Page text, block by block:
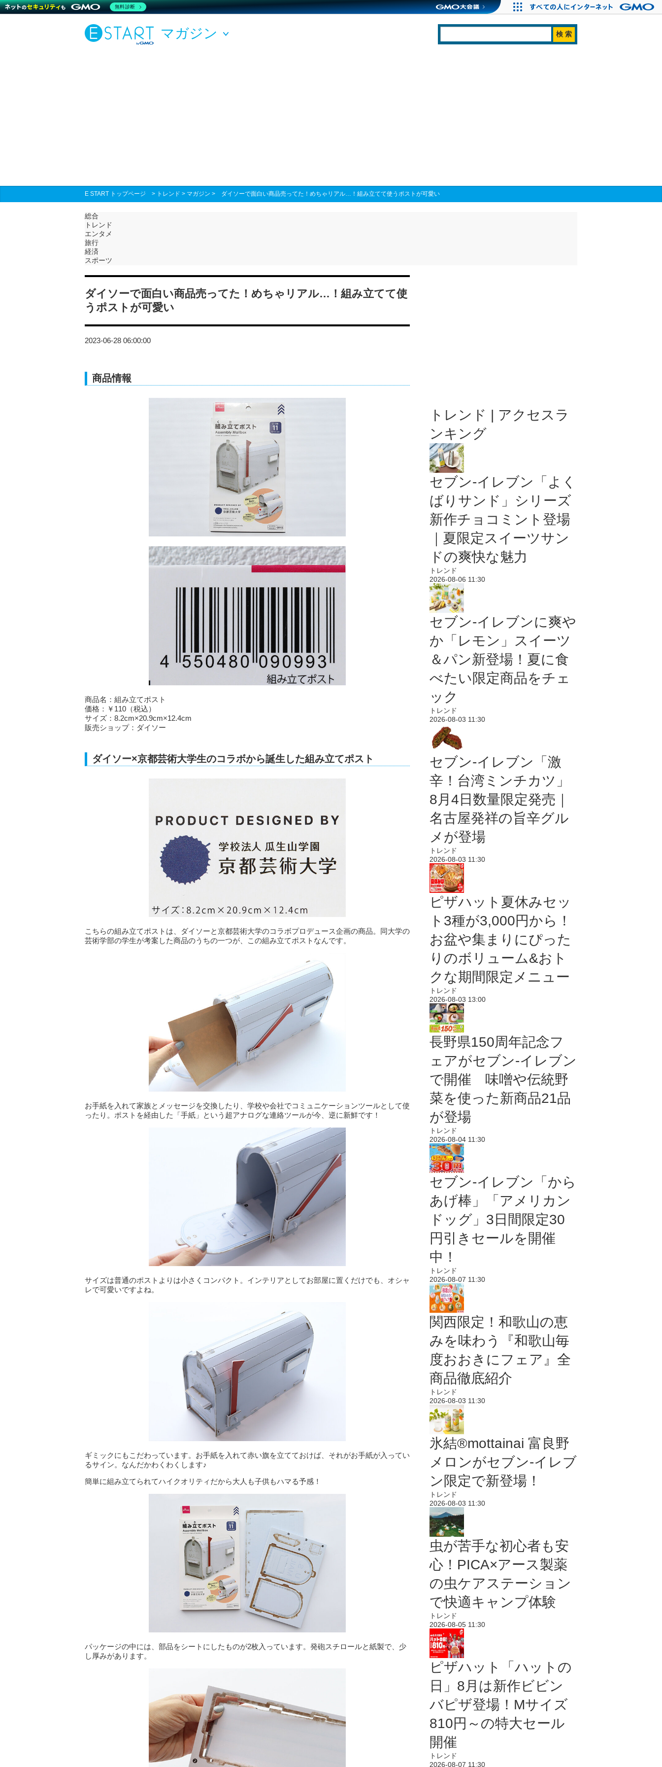
マガジン
E START トップページ > トレンド > マガジン > ダイソーで面白い商品売ってた！めちゃリアル…！組み立てて使うポストが可愛い
総合
トレンド
エンタメ
旅行
経済
スポーツ
ダイソーで面白い商品売ってた！めちゃリアル…！組み立てて使
うポストが可愛い
2023-06-28 06:00:00
商品情報
商品名：組み立てポスト
価格：￥110（税込）
サイズ：8.2cm×20.9cm×12.4cm
販売ショップ：ダイソー
ダイソー×京都芸術大学生のコラボから誕生した組み立てポスト
こちらの組み立てポストは、ダイソーと京都芸術大学のコラボプロデュース企画の商品。同大学の
芸術学部の学生が考案した商品のうちの一つが、この組み立てポストなんです。
お手紙を入れて家族とメッセージを交換したり、学校や会社でコミュニケーションツールとして使
ったり。ポストを経由した「手紙」という超アナログな連絡ツールが今、逆に新鮮です！
サイズは普通のポストよりは小さくコンパクト。インテリアとしてお部屋に置くだけでも、オシャ
レで可愛いですよね。
ギミックにもこだわっています。お手紙を入れて赤い旗を立てておけば、それがお手紙が入ってい
るサイン。なんだかわくわくします♪
簡単に組み立てられてハイクオリティだから大人も子供もハマる予感！
パッケージの中には、部品をシートにしたものが2枚入っています。発砲スチロールと紙製で、少
し厚みがあります。
トレンド | アクセスラ
ンキング
セブン‐イレブン「よく
ばりサンド」シリーズ
新作チョコミント登場
｜夏限定スイーツサン
ドの爽快な魅力
トレンド
2026-08-06 11:30
セブン‐イレブンに爽や
か「レモン」スイーツ
＆パン新登場！夏に食
べたい限定商品をチェ
ック
トレンド
2026-08-03 11:30
セブン-イレブン「激
辛！台湾ミンチカツ」
8月4日数量限定発売｜
名古屋発祥の旨辛グル
メが登場
トレンド
2026-08-03 11:30
ピザハット夏休みセッ
ト3種が3,000円から！
お盆や集まりにぴった
りのボリューム&おト
クな期間限定メニュー
トレンド
2026-08-03 13:00
長野県150周年記念フ
ェアがセブン-イレブン
で開催 味噌や伝統野
菜を使った新商品21品
が登場
トレンド
2026-08-04 11:30
セブン‐イレブン「から
あげ棒」「アメリカン
ドッグ」3日間限定30
円引きセールを開催
中！
トレンド
2026-08-07 11:30
関西限定！和歌山の恵
みを味わう『和歌山毎
度おおきにフェア』全
商品徹底紹介
トレンド
2026-08-03 11:30
氷結®mottainai 富良野
メロンがセブン‐イレブ
ン限定で新登場！
トレンド
2026-08-03 11:30
虫が苦手な初心者も安
心！PICA×アース製薬
の虫ケアステーション
で快適キャンプ体験
トレンド
2026-08-05 11:30
ピザハット「ハットの
日」8月は新作ビビン
バピザ登場！Mサイズ
810円～の特大セール
開催
トレンド
2026-08-07 11:30
無料診断